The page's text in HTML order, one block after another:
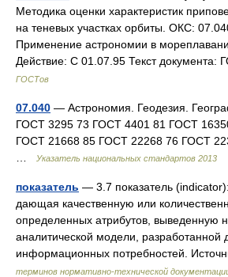
Методика оценки характеристик
на теневых участках орбиты. ОКС:
Применение астрономии в
Действие: С 01.07.95 Текст
ГОСТов
07.040 — Астрономия. Геодезия.
ГОСТ 3295 73 ГОСТ 4401 81 ГОСТ
ГОСТ 21668 85 ГОСТ 22268 76 ГОСТ
Указатель национальных стандартов 2013
показатель — 3.7 показатель
дающая качественную или
определенных атрибутов, выведенную
аналитической модели, разработанной
информационных потребностей.
терминов нормативно-технической